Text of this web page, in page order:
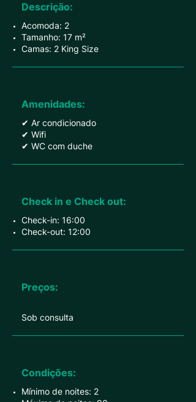
Descrição:
Acomoda: 2
Tamanho: 17 m²
Camas: 2 King Size
Amenidades:
✔ Ar condicionado
✔ Wifi
✔ WC com duche
Check in e Check out:
Check-in: 16:00
Check-out: 12:00
Preços:
Sob consulta
Condições:
Mínimo de noites: 2